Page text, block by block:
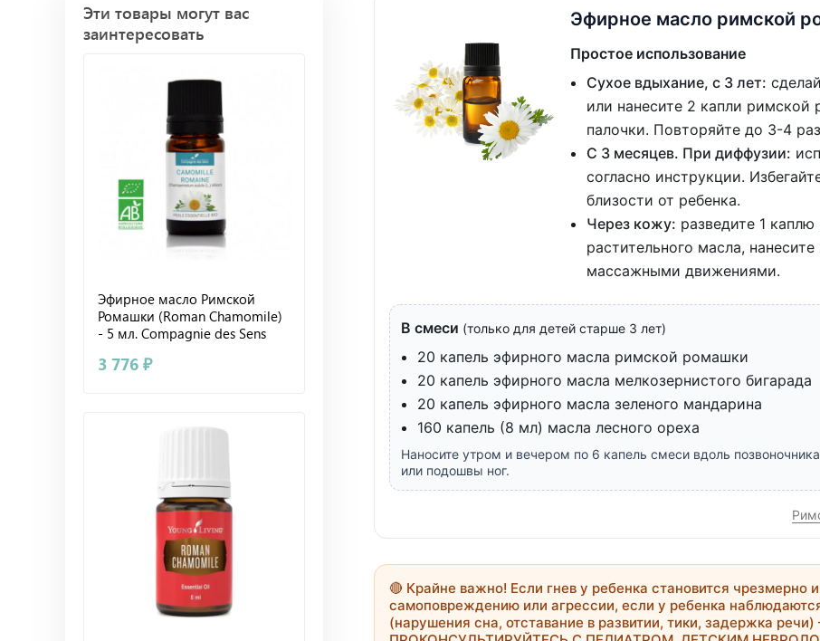
Эти товары могут вас
заинтересовать
Эфирное масло Римской
Ромашки (Roman Chamomile)
- 5 мл. Compagnie des Sens
3 776 ₽
Эфирное масло римской
Простое использование
Сухое вдыхание, с 3 лет:
или нанесите 2 капли
палочки. Повторяйте до 3-4
С 3 месяцев. При диффузии:
согласно инструкции.
близости от ребенка.
Через кожу: разведите 1
растительного масла,
массажными движениями.
В смеси (только для детей старше 3 лет)
20 капель эфирного масла римской ромашки
20 капель эфирного масла мелкозернистого бигарада
20 капель эфирного масла зеленого мандарина
160 капель (8 мл) масла лесного ореха
Наносите утром и вечером по 6 капель смеси вдоль
или подошвы ног.
🔴 Крайне важно! Если гнев у ребенка становится
самоповреждению или агрессии, если у ребенка
(нарушения сна, отставание в развитии, тики, задержка